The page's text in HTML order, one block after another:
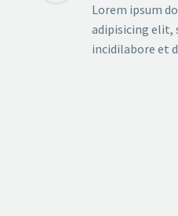
Lorem ipsum
adipisicing elit,
incidilabore et